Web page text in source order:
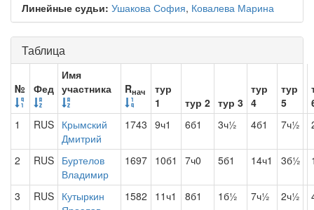
Линейные судьи: Ушакова София, Ковалева Марина
Таблица
№ Фед
Имя
участника
Rнач
тур
1
тур 2 тур 3
тур
4
тур
5
1
RUS Крымский
Дмитрий
1743 9ч1 6б1 3ч½ 4б1 7ч½
2 RUS Буртелов
Владимир
1697 10б1 7ч0 5б1 14ч1 3б½
3 RUS Кутыркин
1582 11ч1 8б1 1б½ 7ч½ 2ч½